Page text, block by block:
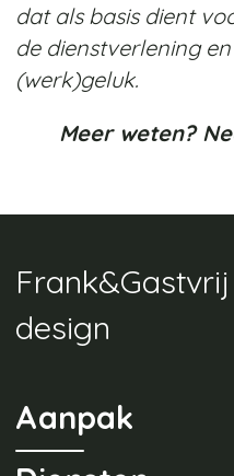
dat als basis dient
de dienstverlening
(werk)geluk.
Meer weten?
design
Aanpak